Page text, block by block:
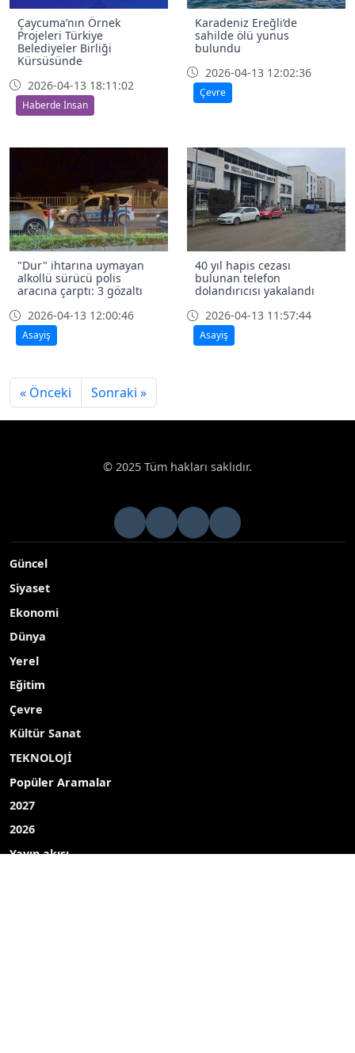
Çaycuma’nın Örnek
Projeleri Türkiye
Belediyeler Birliği
Kürsüsünde
2026-04-13 18:11:02
Haberde İnsan
Karadeniz Ereğli’de
sahilde ölü yunus
bulundu
2026-04-13 12:02:36
Çevre
"Dur" ihtarına uymayan
alkollü sürücü polis
aracına çarptı: 3 gözaltı
2026-04-13 12:00:46
Asayiş
40 yıl hapis cezası
bulunan telefon
dolandırıcısı yakalandı
2026-04-13 11:57:44
Asayiş
« Önceki Sonraki »
© 2025 Tüm hakları saklıdır.
Güncel
Siyaset
Ekonomi
Dünya
Yerel
Eğitim
Çevre
Kültür Sanat
TEKNOLOJİ
Popüler Aramalar
2027
2026
Yayın akışı